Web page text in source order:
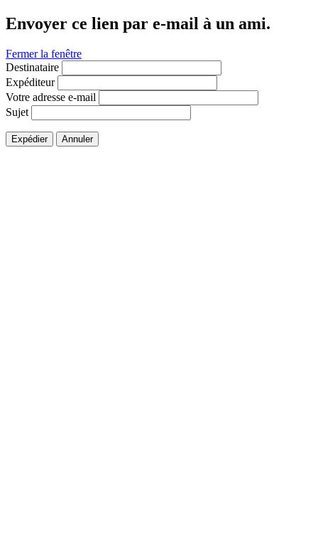
Envoyer ce lien par e-mail à un ami.
Fermer la fenêtre
Destinataire
Expéditeur
Votre adresse e-mail
Sujet
Expédier Annuler